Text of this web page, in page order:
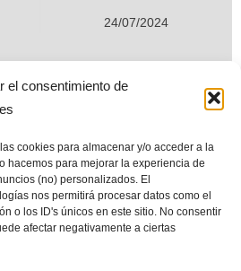
el consentimiento de
cookies para almacenar y/o acceder a la
hacemos para mejorar la experiencia de
(no) personalizados. El
nos permitirá procesar datos como el
o los ID's únicos en este sitio. No consentir
afectar negativamente a ciertas
24/07/2024
Desde septiembre de 2004. Todos
© (All Rights Reserved©)
de información sobre la playa de
están en permanente revisión y
nuevos datos, documentos y